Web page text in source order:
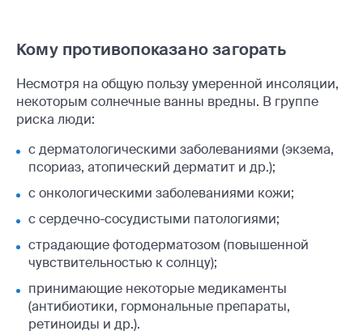
Кому противопоказано загорать
Несмотря на общую пользу умеренной инсоляции,
некоторым солнечные ванны вредны. В группе
риска люди:
с дерматологическими заболеваниями (экзема,
псориаз, атопический дерматит и др.);
с онкологическими заболеваниями кожи;
с сердечно-сосудистыми патологиями;
страдающие фотодерматозом (повышенной
чувствительностью к солнцу);
принимающие некоторые медикаменты
(антибиотики, гормональные препараты,
ретиноиды и др.).